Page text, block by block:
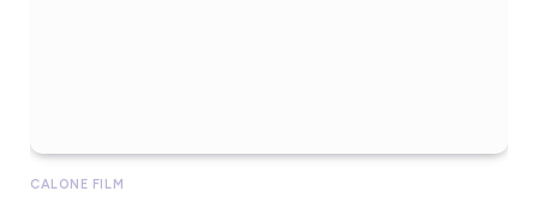
CALONE FILM